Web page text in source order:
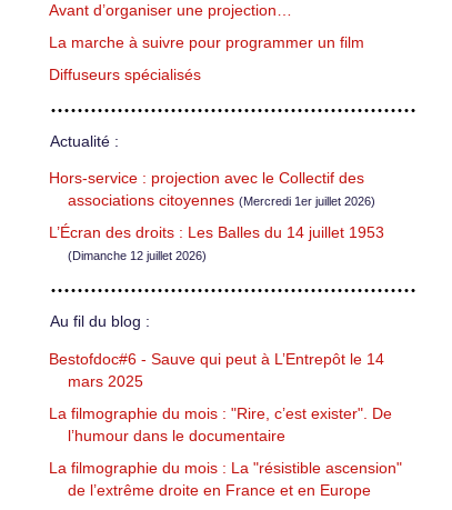
Avant d’organiser une projection…
La marche à suivre pour programmer un film
Diffuseurs spécialisés
Actualité :
Hors-service : projection avec le Collectif des
associations citoyennes (Mercredi 1er juillet 2026)
L’Écran des droits : Les Balles du 14 juillet 1953
(Dimanche 12 juillet 2026)
Au fil du blog :
Bestofdoc#6 - Sauve qui peut à L’Entrepôt le 14
mars 2025
La filmographie du mois : "Rire, c’est exister". De
l’humour dans le documentaire
La filmographie du mois : La "résistible ascension"
de l’extrême droite en France et en Europe